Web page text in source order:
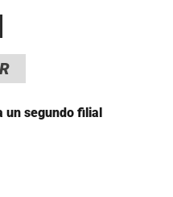
un segundo filial